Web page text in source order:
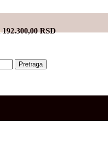
Pretraga
192.300,00RSD